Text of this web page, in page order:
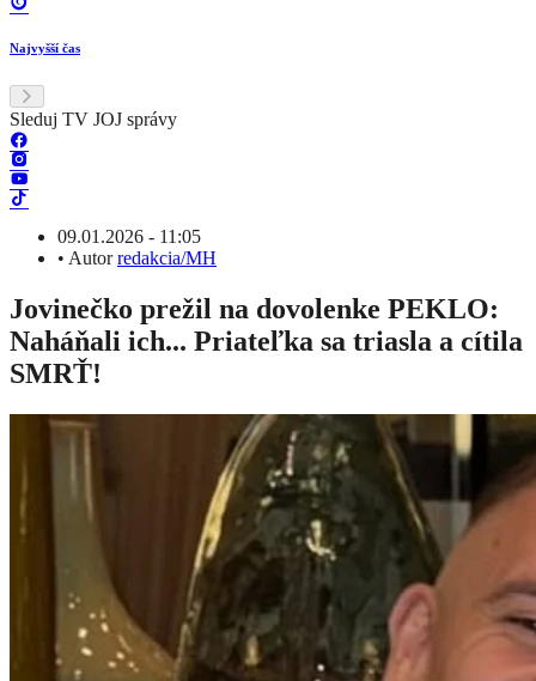
Najvyšší čas
Sleduj TV JOJ správy
09.01.2026 - 11:05
• Autorredakcia/MH
Jovinečko prežil na dovolenke PEKLO:
Naháňali ich... Priateľka sa triasla a cítila
SMRŤ!